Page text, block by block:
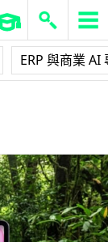
ERP 與商業 AI